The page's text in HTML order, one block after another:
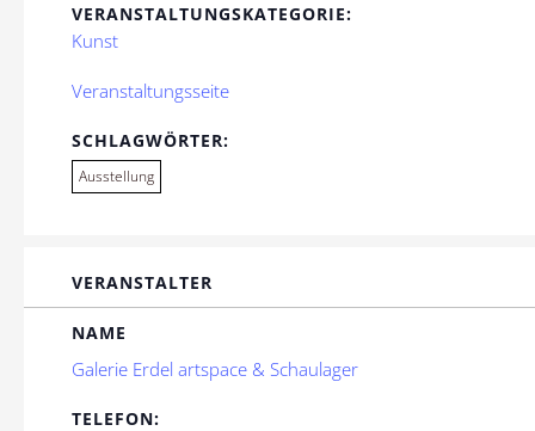
VERANSTALTUNGSKATEGORIE:
Kunst
Veranstaltungsseite
SCHLAGWÖRTER:
Ausstellung
VERANSTALTER
NAME
Galerie Erdel artspace & Schaulager
TELEFON: